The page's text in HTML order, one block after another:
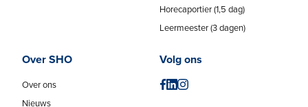
Horecaportier (1,5 dag)
Leermeester (3 dagen)
Over SHO
Over ons
Nieuws
Volg ons